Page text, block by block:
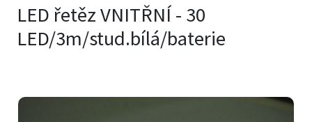
LED řetěz VNITŘNÍ - 30
LED/3m/stud.bílá/baterie